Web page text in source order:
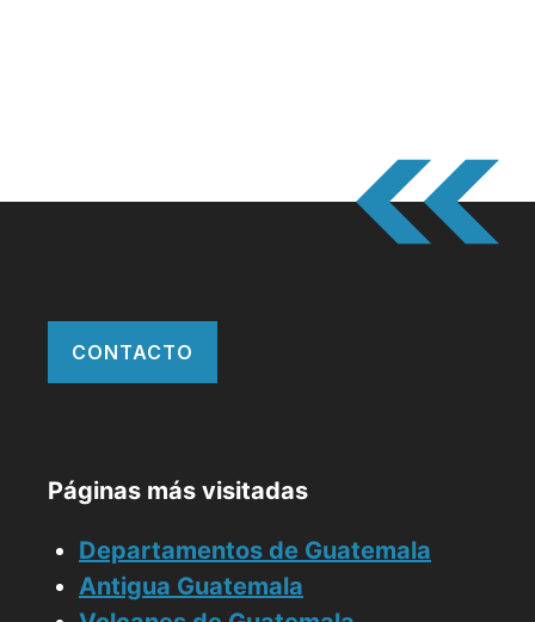
CONTACTO
Páginas más visitadas
Departamentos de Guatemala
Antigua Guatemala